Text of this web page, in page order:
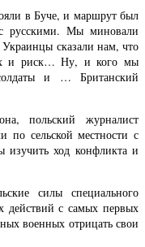
в Буче, и маршрут был
русскими. Мы миновали
сказали нам, что
и риск… Ну, и кого мы
и … Британский
польский журналист
по сельской местности с
изучить ход конфликта и
силы специального
действий с самых первых
военных отрицать свои